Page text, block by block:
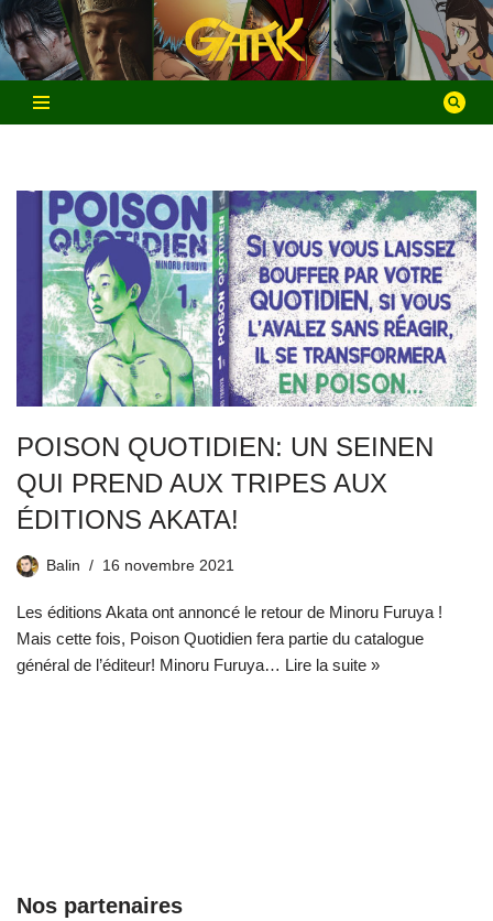
Aller
au
contenu
POISON QUOTIDIEN: UN SEINEN
QUI PREND AUX TRIPES AUX
ÉDITIONS AKATA!
Balin 16 novembre 2021
Les éditions Akata ont annoncé le retour de Minoru Furuya !
Mais cette fois, Poison Quotidien fera partie du catalogue
général de l’éditeur! Minoru Furuya… Lire la suite »
Nos partenaires